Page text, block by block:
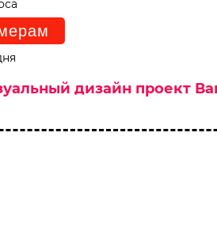
дизайн проект